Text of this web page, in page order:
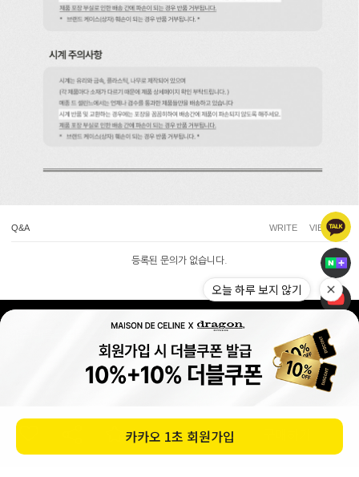
Q&A WRITE VIEW ALL
등록된 문의가 없습니다.
| 개인정보처리방침 | 이용약관 | 고객센터
오늘 하루 보지 않기
카카오 1초 회원가입